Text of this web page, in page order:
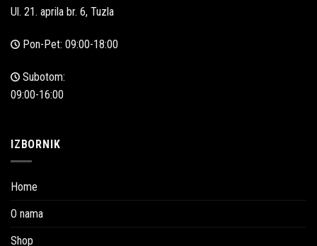
Ul. 21. aprila br. 6, Tuzla
Pon-Pet: 09:00-18:00
Subotom:
09:00-16:00
IZBORNIK
Home
O nama
Shop